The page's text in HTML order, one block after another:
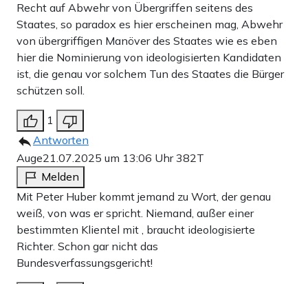
Recht auf Abwehr von Übergriffen seitens des
Staates, so paradox es hier erscheinen mag, Abwehr
von übergriffigen Manöver des Staates wie es eben
hier die Nominierung von ideologisierten Kandidaten
ist, die genau vor solchem Tun des Staates die Bürger
schützen soll.
1
Antworten
Auge21.07.2025 um 13:06 Uhr382T
Melden
Mit Peter Huber kommt jemand zu Wort, der genau
weiß, von was er spricht. Niemand, außer einer
bestimmten Klientel mit , braucht ideologisierte
Richter. Schon gar nicht das
Bundesverfassungsgericht!